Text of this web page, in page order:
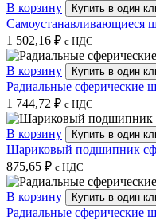
В корзину Купить в один
1 502,16 ₽ с НДС
В корзину Купить в один
Радиальные сферические
1 744,72 ₽ с НДС
В корзину Купить в один
Шариковый подшипник
875,65 ₽ с НДС
В корзину Купить в один
Радиальные сферические